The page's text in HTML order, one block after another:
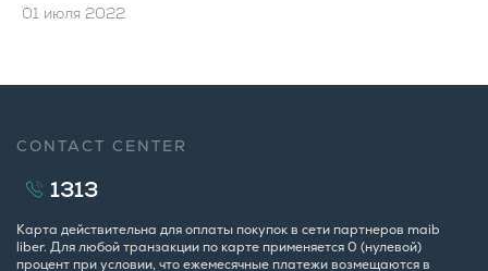
01 июля 2022
CONTACT CENTER
1313
Карта действительна для оплаты покупок в сети партнеров maib
liber. Для любой транзакции по карте применяется 0 (нулевой)
процент при условии, что ежемесячные платежи возмещаются в